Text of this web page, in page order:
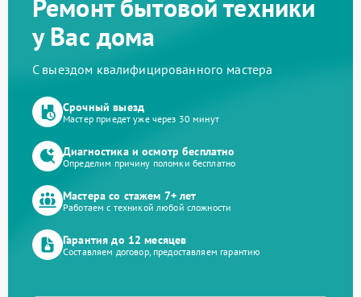
Ремонт бытовой техники
у Вас дома
С выездом квалифицированного мастера
Срочный выезд
Мастер приедет уже через 30 минут
Диагностика и осмотр бесплатно
Определим причину поломки бесплатно
Мастера со стажем 7+ лет
Работаем с техникой любой сложности
Гарантия до 12 месяцев
Составляем договор, предоставляем гарантию